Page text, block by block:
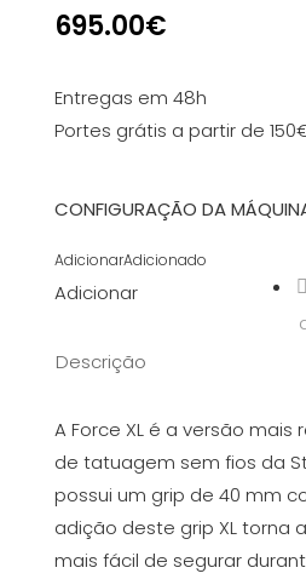
695.00€
Entregas em 48h
Portes grátis a partir de
CONFIGURAÇÃO DA
AdicionarAdicionado
Adicionar
Descrição
A Force XL é a versão
de tatuagem sem fios da
possui um grip de 40 mm
adição deste grip XL torna
mais fácil de segurar